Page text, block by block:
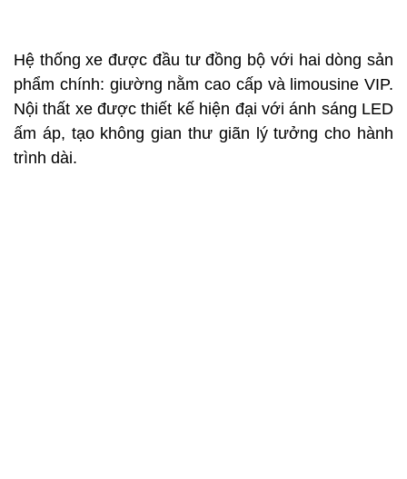
Hệ thống xe được đầu tư đồng bộ với hai dòng sản
phẩm chính: giường nằm cao cấp và limousine VIP.
Nội thất xe được thiết kế hiện đại với ánh sáng LED
ấm áp, tạo không gian thư giãn lý tưởng cho hành
trình dài.